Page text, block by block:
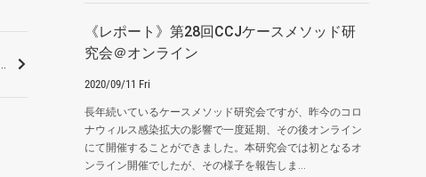
《レポート》第28回CCJケースメソッド研
究会＠オンライン
2020/09/11 Fri
長年続いているケースメソッド研究会ですが、昨今のコロ
ナウィルス感染拡大の影響で一度延期、その後オンライン
にて開催することができました。本研究会では初となるオ
ンライン開催でしたが、その様子を報告しま...